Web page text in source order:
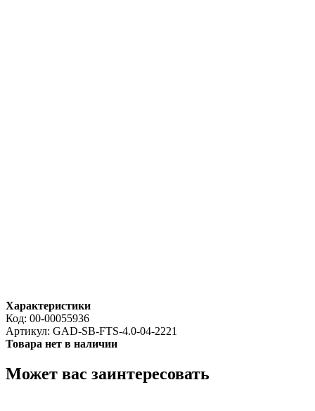
Характеристики
Код: 00-00055936
Артикул: GAD-SB-FTS-4.0-04-2221
Товара нет в наличии
Может вас заинтересовать